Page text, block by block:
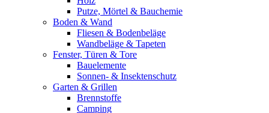
Putze, Mörtel & Bauchemie
Boden & Wand
Fliesen & Bodenbeläge
Wandbeläge & Tapeten
Fenster, Türen & Tore
Bauelemente
Sonnen- & Insektenschutz
Garten & Grillen
Brennstoffe
Camping